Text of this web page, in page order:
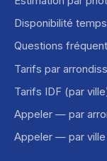
Disponibilité
Questions
Tarifs par
Tarifs IDF (par
Appeler — par
Appeler — par ville